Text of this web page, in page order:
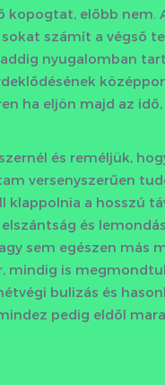
előbb nem.
számít a végső
nyugalomban
ha eljön majd az
és reméljük,
versenyszerűen
a hosszú
és
sem egészen más
mindig is
bulizás és
pedig eldől